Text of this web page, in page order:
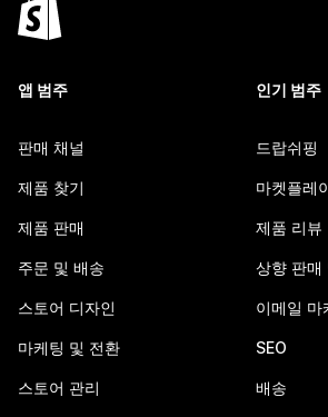
앱 범주
판매 채널
제품 찾기
제품 판매
주문 및 배송
스토어 디자인
마케팅 및 전환
스토어 관리
인기 범주
드랍쉬핑
마켓플레
제품 리뷰
상향 판매
이메일 마
SEO
배송